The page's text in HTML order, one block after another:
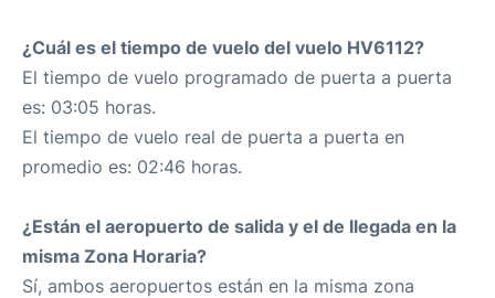
¿Cuál es el tiempo de vuelo del vuelo HV6112?
El tiempo de vuelo programado de puerta a puerta
es: 03:05 horas.
El tiempo de vuelo real de puerta a puerta en
promedio es: 02:46 horas.
¿Están el aeropuerto de salida y el de llegada en la
misma Zona Horaria?
Sí, ambos aeropuertos están en la misma zona